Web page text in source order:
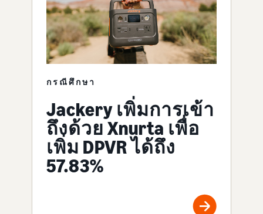
กรณีศึกษา
Jackery เพิ่มการเข้า
ถึงด้วย Xnurta เพื่อ
เพิ่ม DPVR ได้ถึง
57.83%